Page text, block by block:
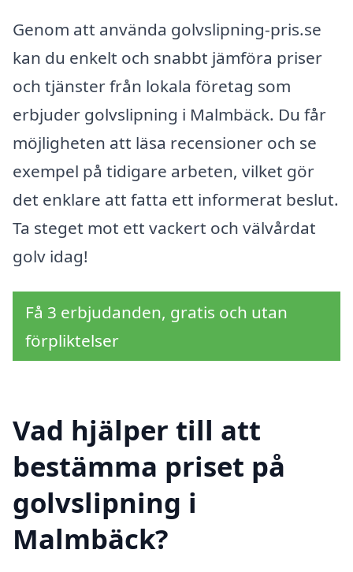
Genom att använda golvslipning-pris.se
kan du enkelt och snabbt jämföra priser
och tjänster från lokala företag som
erbjuder golvslipning i Malmbäck. Du får
möjligheten att läsa recensioner och se
exempel på tidigare arbeten, vilket gör
det enklare att fatta ett informerat beslut.
Ta steget mot ett vackert och välvårdat
golv idag!
Få 3 erbjudanden, gratis och utan
förpliktelser
Vad hjälper till att
bestämma priset på
golvslipning i
Malmbäck?